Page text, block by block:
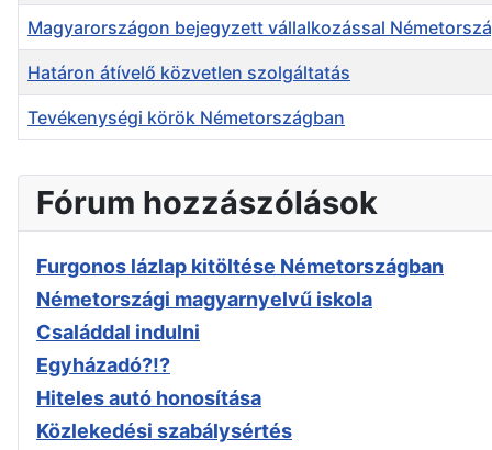
Fórum hozzászólások
Furgonos lázlap kitöltése Németországban
Németországi magyarnyelvű iskola
Családdal indulni
Egyházadó?!?
Hiteles autó honosítása
Közlekedési szabálysértés
Magyarországon bejegyzett vállalkozással
Határon átívelő közvetlen szolgáltatás
Tevékenységi körök Németországban